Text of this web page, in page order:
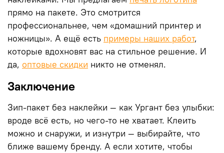
прямо на пакете. Это смотрится
профессиональнее, чем «домашний принтер и
ножницы». А ещё есть примеры наших работ,
которые вдохновят вас на стильное решение. И
да, оптовые скидки никто не отменял.
Заключение
Зип-пакет без наклейки — как Ургант без улыбки:
вроде всё есть, но чего-то не хватает. Клеить
можно и снаружи, и изнутри — выбирайте, что
ближе вашему бренду. А если хотите, чтобы